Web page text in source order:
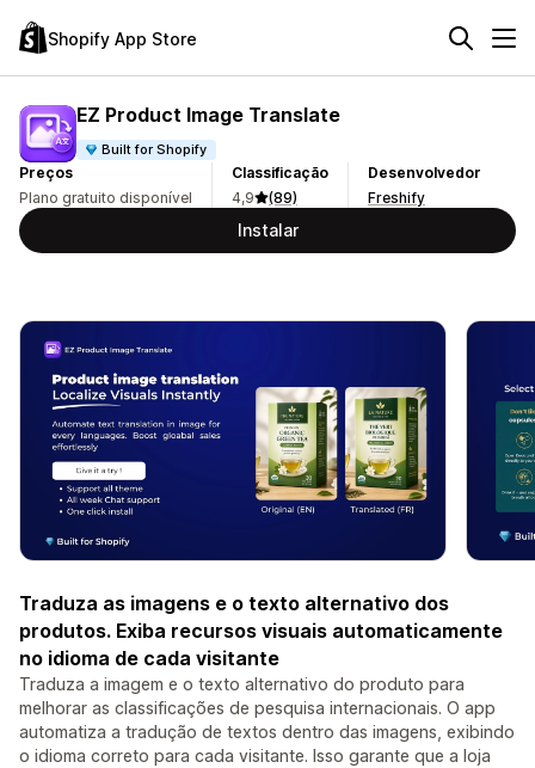
Shopify App Store
EZ Product Image Translate
Built for Shopify
Preços
Plano gratuito disponível
Classificação
4,9
(89)
Desenvolvedor
Freshify
Instalar
Traduza as imagens e o texto alternativo dos
produtos. Exiba recursos visuais automaticamente
no idioma de cada visitante
Traduza a imagem e o texto alternativo do produto para
melhorar as classificações de pesquisa internacionais. O app
automatiza a tradução de textos dentro das imagens, exibindo
o idioma correto para cada visitante. Isso garante que a loja